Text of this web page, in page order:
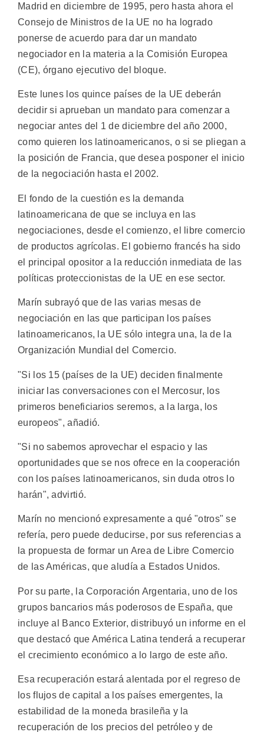
Madrid en diciembre de 1995, pero hasta ahora el
Consejo de Ministros de la UE no ha logrado
ponerse de acuerdo para dar un mandato
negociador en la materia a la Comisión Europea
(CE), órgano ejecutivo del bloque.
Este lunes los quince países de la UE deberán
decidir si aprueban un mandato para comenzar a
negociar antes del 1 de diciembre del año 2000,
como quieren los latinoamericanos, o si se pliegan a
la posición de Francia, que desea posponer el inicio
de la negociación hasta el 2002.
El fondo de la cuestión es la demanda
latinoamericana de que se incluya en las
negociaciones, desde el comienzo, el libre comercio
de productos agrícolas. El gobierno francés ha sido
el principal opositor a la reducción inmediata de las
políticas proteccionistas de la UE en ese sector.
Marín subrayó que de las varias mesas de
negociación en las que participan los países
latinoamericanos, la UE sólo integra una, la de la
Organización Mundial del Comercio.
"Si los 15 (países de la UE) deciden finalmente
iniciar las conversaciones con el Mercosur, los
primeros beneficiarios seremos, a la larga, los
europeos", añadió.
"Si no sabemos aprovechar el espacio y las
oportunidades que se nos ofrece en la cooperación
con los países latinoamericanos, sin duda otros lo
harán", advirtió.
Marín no mencionó expresamente a qué "otros" se
refería, pero puede deducirse, por sus referencias a
la propuesta de formar un Area de Libre Comercio
de las Américas, que aludía a Estados Unidos.
Por su parte, la Corporación Argentaria, uno de los
grupos bancarios más poderosos de España, que
incluye al Banco Exterior, distribuyó un informe en el
que destacó que América Latina tenderá a recuperar
el crecimiento económico a lo largo de este año.
Esa recuperación estará alentada por el regreso de
los flujos de capital a los países emergentes, la
estabilidad de la moneda brasileña y la
recuperación de los precios del petróleo y de